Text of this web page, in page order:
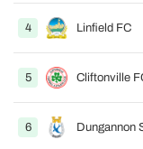
4 Linfield FC
5 Cliftonville
6 Dungannon